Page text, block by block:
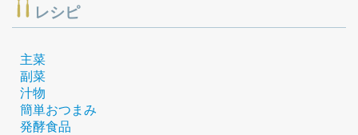
レシピ
主菜
副菜
汁物
簡単おつまみ
発酵食品